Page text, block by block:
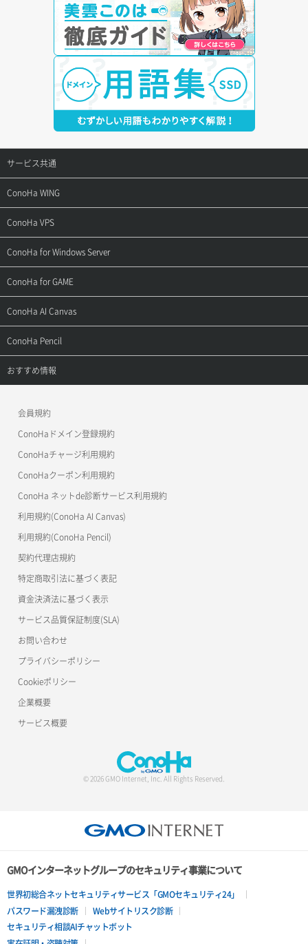
サービス共通
サポートトップ
ご契約・お支払い
用語集
お問い合わせ
ConoHa WING
サポートトップ
ご利用ガイド
お乗り換えガイド
よくある質問
ConoHa VPS
サポートトップ
ご利用ガイド
APIドキュメントVPS2.0
APIドキュメントVPS3.0
ConoHa for Windows Server
サポートトップ
ご利用ガイド
APIドキュメントVPS2.0
APIドキュメントVPS3.0
ConoHa for GAME
サポートトップ
ご利用ガイド
ConoHa AI Canvas
サポートトップ
ご利用ガイド
ConoHa Pencil
サポートトップ
おすすめ情報
美雲このは徹底ガイド
会員規約
ConoHaドメイン登録規約
ConoHaチャージ利用規約
ConoHaクーポン利用規約
ConoHa ネットde診断サービス利用規約
利用規約(ConoHa AI Canvas)
利用規約(ConoHa Pencil)
契約代理店規約
特定商取引法に基づく表記
資金決済法に基づく表示
サービス品質保証制度(SLA)
お問い合わせ
プライバシーポリシー
Cookieポリシー
企業概要
サービス概要
© 2026 GMO Internet, Inc. All Rights Reserved.
GMOインターネットグループのセキュリティ事業について
世界初総合ネットセキュリティサービス「GMOセキュリティ24」
パスワード漏洩診断
Webサイトリスク診断
セキュリティ相談AIチャットボット